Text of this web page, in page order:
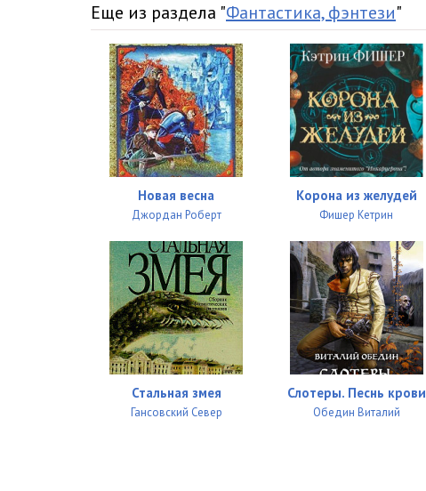
Еще из раздела "Фантастика, фэнтези"
Новая весна
Джордан Роберт
Корона из желудей
Фишер Кетрин
Стальная змея
Гансовский Север
Слотеры. Песнь крови
Обедин Виталий